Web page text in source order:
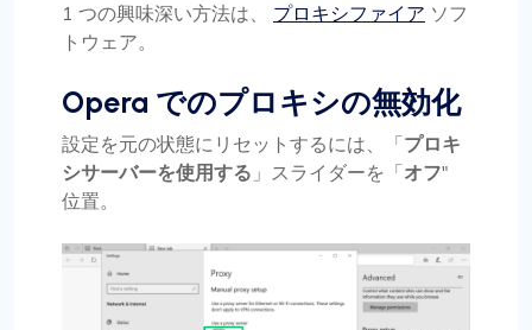
1 つの興味深い方法は、 プロキシファイア ソフ
トウェア。
Opera でのプロキシの無効化
設定を元の状態にリセットするには、「プロキ
シサーバーを使用する 」スライダーを「オフ"
位置。